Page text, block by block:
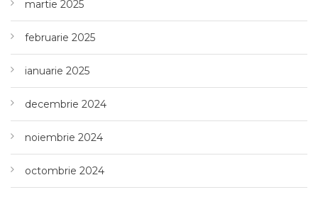
martie 2025
februarie 2025
ianuarie 2025
decembrie 2024
noiembrie 2024
octombrie 2024